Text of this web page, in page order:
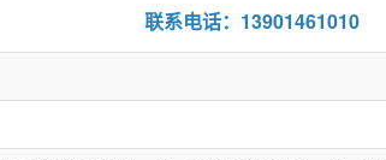
联系电话：13901461010